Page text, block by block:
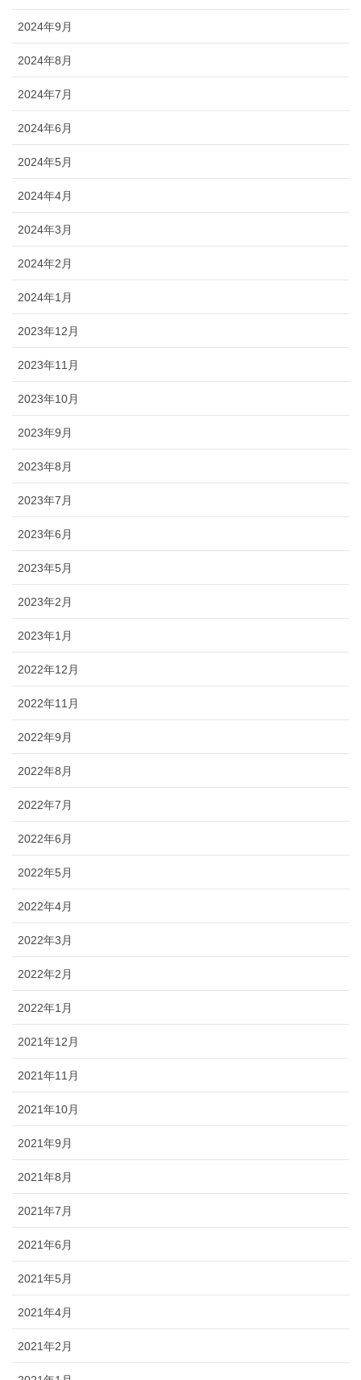
2024年9月
2024年8月
2024年7月
2024年6月
2024年5月
2024年4月
2024年3月
2024年2月
2024年1月
2023年12月
2023年11月
2023年10月
2023年9月
2023年8月
2023年7月
2023年6月
2023年5月
2023年2月
2023年1月
2022年12月
2022年11月
2022年9月
2022年8月
2022年7月
2022年6月
2022年5月
2022年4月
2022年3月
2022年2月
2022年1月
2021年12月
2021年11月
2021年10月
2021年9月
2021年8月
2021年7月
2021年6月
2021年5月
2021年4月
2021年2月